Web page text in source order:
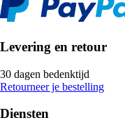
Levering en retour
30 dagen bedenktijd
Retourneer je bestelling
Diensten